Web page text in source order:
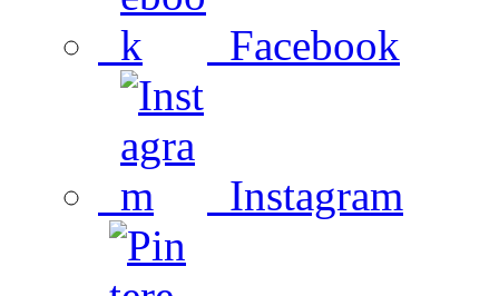
Facebook
Instagram